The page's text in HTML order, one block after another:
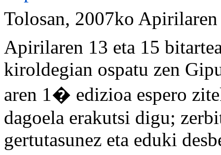
Tolosan, 2007ko
Apirilaren 13 eta 15
kiroldegian ospatu zen
aren 1� edizioa espero
dagoela erakutsi digu;
gertutasunez eta eduki